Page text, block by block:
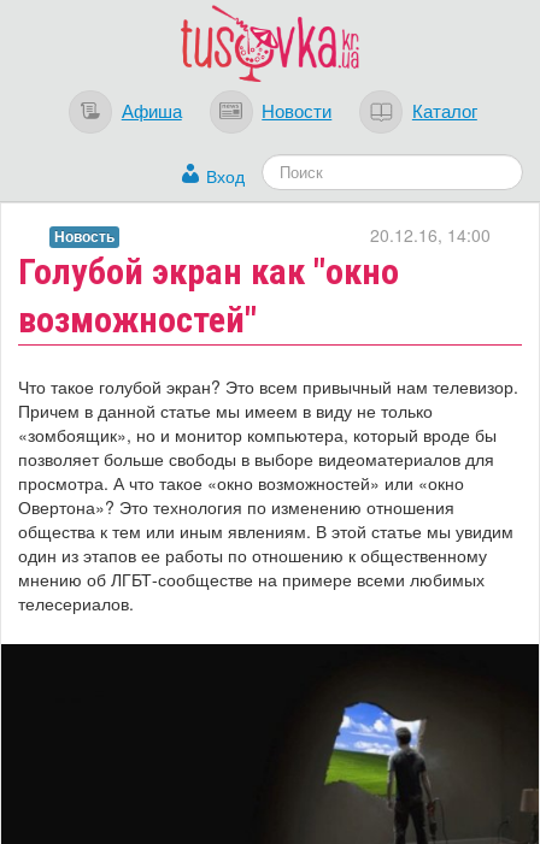
Афиша Новости Каталог
Вход
​Голубой экран как "окно
возможностей"
20.12.16, 14:00
Новость
Что такое голубой экран? Это всем привычный нам телевизор.
Причем в данной статье мы имеем в виду не только
«зомбоящик», но и монитор компьютера, который вроде бы
позволяет больше свободы в выборе видеоматериалов для
просмотра. А что такое «окно возможностей» или «окно
Овертона»? Это технология по изменению отношения
общества к тем или иным явлениям. В этой статье мы увидим
один из этапов ее работы по отношению к общественному
мнению об ЛГБТ-сообществе на примере всеми любимых
телесериалов.